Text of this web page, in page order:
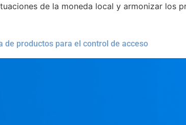
de la moneda local y armonizar
de productos para el control de acceso